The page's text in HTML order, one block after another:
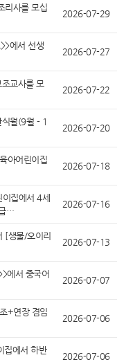
리사를 모십
2026-07-29
에서 선생
2026-07-27
교사를 모
2026-07-22
식월(9월 - 1
2026-07-20
아어린이집
2026-07-18
집에서 4세
…
2026-07-16
[생물/오이리
2026-07-13
에서 중국어
2026-07-07
+연장 겸임
2026-07-06
집에서 하반
2026-07-06